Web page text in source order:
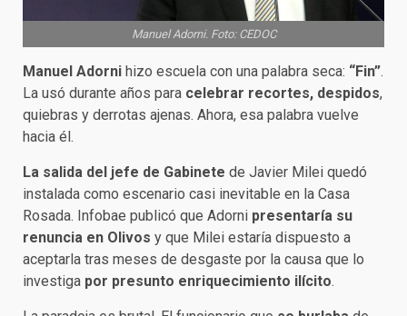
Manuel Adorni. Foto: CEDOC
Manuel Adorni hizo escuela con una palabra seca: “Fin”.
La usó durante años para celebrar recortes, despidos,
quiebras y derrotas ajenas. Ahora, esa palabra vuelve
hacia él.
La salida del jefe de Gabinete de Javier Milei quedó
instalada como escenario casi inevitable en la Casa
Rosada. Infobae publicó que Adorni presentaría su
renuncia en Olivos y que Milei estaría dispuesto a
aceptarla tras meses de desgaste por la causa que lo
investiga por presunto enriquecimiento ilícito.